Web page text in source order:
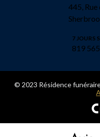
445, Rue
7 JOURS
819
© 2023 Résidence